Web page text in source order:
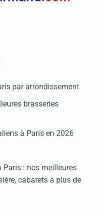
par arrondissement
brasseries
à Paris en 2026
Paris : nos meilleures
cabarets à plus de